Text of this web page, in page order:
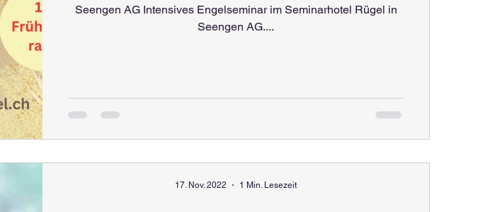
Seengen AG Intensives Engelseminar im Seminarhotel Rügel in
Seengen AG....
17. Nov. 2022 1 Min. Lesezeit